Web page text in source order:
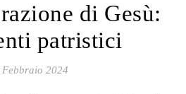
di Gesù:
patristici
Febbraio 2024